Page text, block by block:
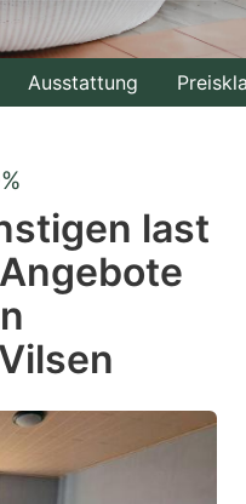
interact
with
the
a
date.
the
question
mark
to
Ausstattung
last